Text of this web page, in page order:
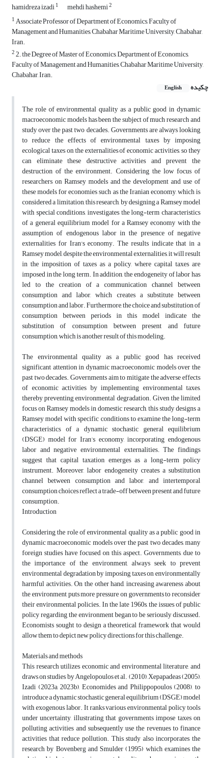
hamidreza izadi1 mehdi hashemi2
1Associate Professor of Department of Economics, Faculty of
Management and Humanities, Chabahar Maritime University, Chabahar,
Iran.
22. the Degree of Master of Economics, Department of Economics,
Faculty of Management and Humanities, Chabahar Maritime University,
Chabahar, Iran.
چکیده
English
The role of environmental quality as a public good in dynamic
macroeconomic models has been the subject of much research and
study over the past two decades. Governments are always looking
to reduce the effects of environmental taxes by imposing
ecological taxes on the externalities of economic activities, so they
can eliminate these destructive activities and prevent the
destruction of the environment. Considering the low focus of
researchers on Ramsey models and the development and use of
these models for economies such as the Iranian economy, which is
considered a limitation, this research, by designing a Ramsey model
with special conditions, investigates the long-term characteristics
of a general equilibrium model for a Ramsey economy with the
assumption of endogenous labor in the presence of negative
externalities for Iran's economy. The results indicate that in a
Ramsey model, despite the environmental externalities, it will result
in the imposition of taxes as a policy, where capital taxes are
imposed in the long term. In addition, the endogeneity of labor has
led to the creation of a communication channel between
consumption and labor, which creates a substitute between
consumption and labor. Furthermore, the choice and substitution of
consumption between periods in this model indicate the
substitution of consumption between present and future
consumption, which is another result of this modeling.
The environmental quality as a public good has received
significant attention in dynamic macroeconomic models over the
past two decades. Governments aim to mitigate the adverse effects
of economic activities by implementing environmental taxes,
thereby preventing environmental degradation. Given the limited
focus on Ramsey models in domestic research, this study designs a
Ramsey model with specific conditions to examine the long-term
characteristics of a dynamic stochastic general equilibrium
(DSGE) model for Iran’s economy, incorporating endogenous
labor and negative environmental externalities. The findings
suggest that capital taxation emerges as a long-term policy
instrument. Moreover, labor endogeneity creates a substitution
channel between consumption and labor, and intertemporal
consumption choices reflect a trade-off between present and future
consumption.
Introduction
Considering the role of environmental quality as a public good in
dynamic macroeconomic models over the past two decades, many
foreign studies have focused on this aspect. Governments, due to
the importance of the environment, always seek to prevent
environmental degradation by imposing taxes on environmentally
harmful activities. On the other hand, increasing awareness about
the environment puts more pressure on governments to reconsider
their environmental policies. In the late 1960s, the issues of public
policy regarding the environment began to be seriously discussed.
Economists sought to design a theoretical framework that would
allow them to depict new policy directions for this challenge.
Materials and methods
This research utilizes economic and environmental literature, and
draws on studies by Angelopoulos et al. (2010), Xepapadeas (2005),
Izadi (2023a, 2023b), Economides and Philippopoulos (2008), to
introduce a dynamic stochastic general equilibrium (DSGE) model
with exogenous labor. It ranks various environmental policy tools
under uncertainty, illustrating that governments impose taxes on
polluting activities and subsequently use the revenues to finance
activities that reduce pollution. This study also incorporates the
research by Bovenberg and Smulder (1995) which examines the